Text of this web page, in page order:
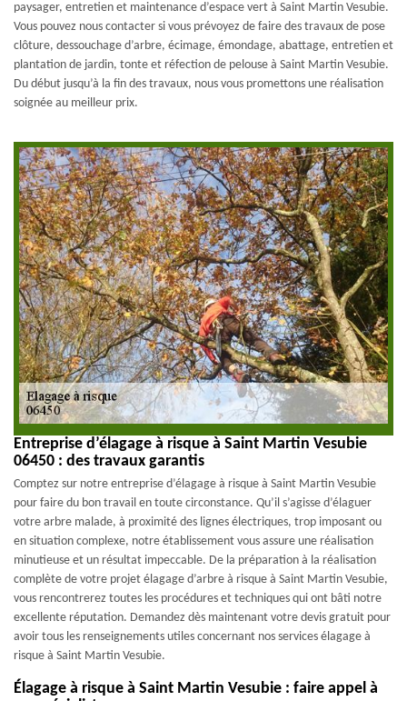
paysager, entretien et maintenance d’espace vert à Saint Martin Vesubie.
Vous pouvez nous contacter si vous prévoyez de faire des travaux de pose
clôture, dessouchage d’arbre, écimage, émondage, abattage, entretien et
plantation de jardin, tonte et réfection de pelouse à Saint Martin Vesubie.
Du début jusqu’à la fin des travaux, nous vous promettons une réalisation
soignée au meilleur prix.
Entreprise d’élagage à risque à Saint Martin Vesubie
06450 : des travaux garantis
Comptez sur notre entreprise d’élagage à risque à Saint Martin Vesubie
pour faire du bon travail en toute circonstance. Qu’il s’agisse d’élaguer
votre arbre malade, à proximité des lignes électriques, trop imposant ou
en situation complexe, notre établissement vous assure une réalisation
minutieuse et un résultat impeccable. De la préparation à la réalisation
complète de votre projet élagage d’arbre à risque à Saint Martin Vesubie,
vous rencontrerez toutes les procédures et techniques qui ont bâti notre
excellente réputation. Demandez dès maintenant votre devis gratuit pour
avoir tous les renseignements utiles concernant nos services élagage à
risque à Saint Martin Vesubie.
Élagage à risque à Saint Martin Vesubie : faire appel à